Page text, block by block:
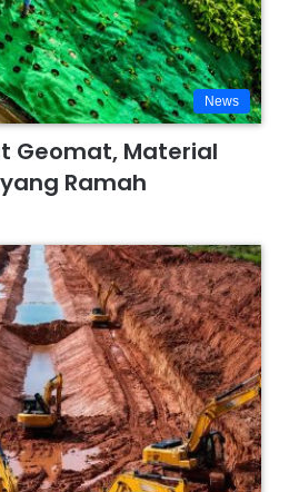
News
Geomat, Material
Ramah